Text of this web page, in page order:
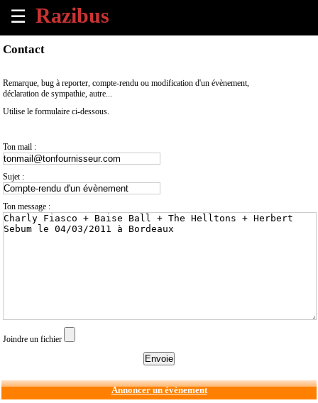
☰
×
les
venir
Annoncer
évènement
Contact
Remarque, bug à reporter, compte-rendu ou modification d'un évènement,
déclaration de sympathie, autre...
Utilise le formulaire ci-dessous.
Ton mail :
Sujet :
Ton message :
Joindre un fichier
Annoncer un évènement